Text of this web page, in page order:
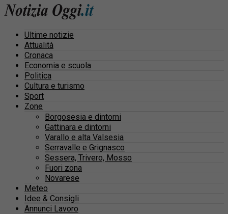
Ultime notizie
Attualità
Cronaca
Economia e scuola
Politica
Cultura e turismo
Sport
Zone
Borgosesia e dintorni
Gattinara e dintorni
Varallo e alta Valsesia
Serravalle e Grignasco
Sessera, Trivero, Mosso
Fuori zona
Novarese
Meteo
Idee & Consigli
Annunci Lavoro